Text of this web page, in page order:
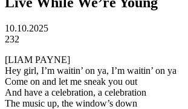
10.10.2025
232
[LIAM PAYNE]
Hey girl, I’m waitin’ on ya, I’m waitin’ on ya
Come on and let me sneak you out
And have a celebration, a celebration
The music up, the window’s down